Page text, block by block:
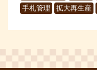
手札管理
拡大再生産